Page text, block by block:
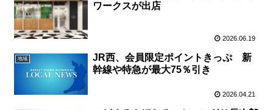
ワークスが出店
2026.06.19
地域
JR西、会員限定ポイントきっぷ 新
幹線や特急が最大75％引き
2026.04.21